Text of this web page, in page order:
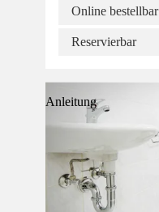
Online bestellbar
Reservierbar
Anleitung